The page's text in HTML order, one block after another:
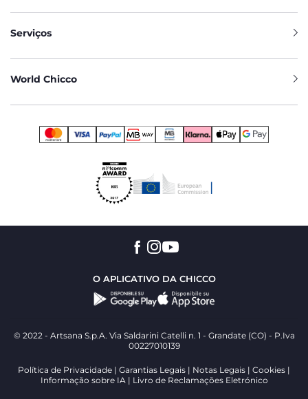
Serviços
World Chicco
O APLICATIVO DA CHICCO
© 2022 - Artsana S.p.A. Via Saldarini Catelli n. 1 - Grandate (CO) - P.Iva
00227010139
Política de Privacidade Garantias Legais Notas Legais
Cookies
Informação sobre IA
Livro de Reclamações Eletrónico